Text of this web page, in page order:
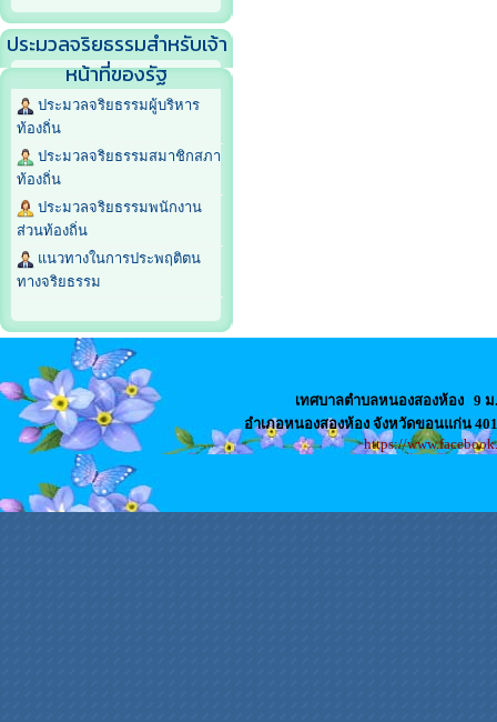
ประมวลจริยธรรมสำหรับเจ้า
หน้าที่ของรัฐ
ประมวลจริยธรรมผู้บริหาร
ท้องถิ่น
ประมวลจริยธรรมสมาชิกสภา
ท้องถิ่น
ประมวลจริยธรรมพนักงาน
ส่วนท้องถิ่น
แนวทางในการประพฤติตน
ทางจริยธรรม
เทศบาลตำบลหนองสองห้อง 9
อำเภอหนองสองห้อง จังหวัดขอนแก่น
https://
สล็อตเว็บตรง เว็บปั้มไลค์